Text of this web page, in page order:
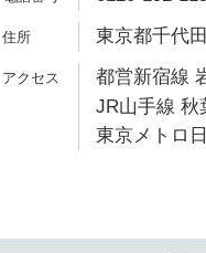
東京都千代
都営新宿線
JR山手線 秋
東京メトロ